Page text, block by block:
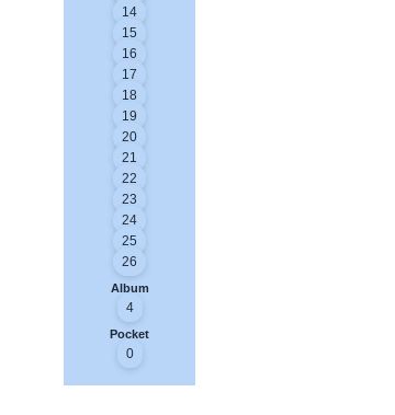
14
15
16
17
18
19
20
21
22
23
24
25
26
Album
4
Pocket
0